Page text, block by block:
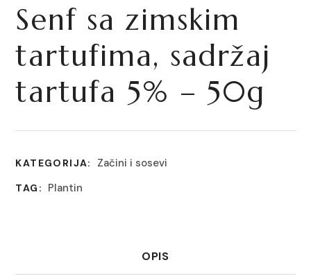
Senf sa zimskim
tartufima, sadržaj
tartufa 5% – 50g
KATEGORIJA: Začini i sosevi
TAG: Plantin
OPIS